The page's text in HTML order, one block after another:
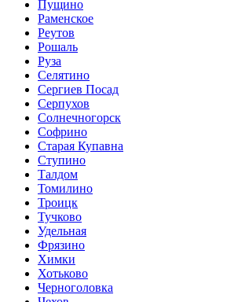
Пущино
Раменское
Реутов
Рошаль
Руза
Селятино
Сергиев Посад
Серпухов
Солнечногорск
Софрино
Старая Купавна
Ступино
Талдом
Томилино
Троицк
Тучково
Удельная
Фрязино
Химки
Хотьково
Черноголовка